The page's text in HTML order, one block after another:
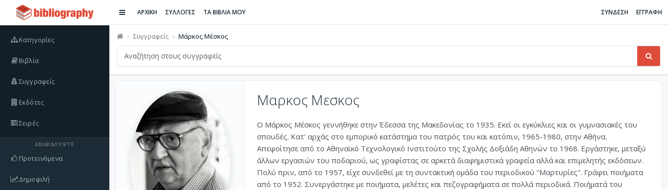
Κατηγορίες
Βιβλία
Συγγραφείς
Εκδότες
Σειρές
ΑΝΑΚΑΛΎΨΤΕ
Προτεινόμενα
Δημοφιλή
ΑΡΧΙΚΗ ΣΥΛΛΟΓΕΣ ΤΑ ΒΙΒΛΙΑ ΜΟΥ ΣΥΝΔΕΣΗ ΕΓΓΡΑΦΗ
Συγγραφείς Μάρκος Μέσκος
Μαρκος Μεσκος
Ο Μάρκος Μέσκος γεννήθηκε στην Έδεσσα της Μακεδονίας το 1935. Εκεί οι εγκύκλιες και οι γυμνασιακές του
σπουδές. Κατ' αρχάς στο εμπορικό κατάστημα του πατρός του και κατόπιν, 1965-1980, στην Αθήνα.
Απεφοίτησε από το Αθηναϊκό Τεχνολογικό Ινστιτούτο της Σχολής Δοξιάδη Αθηνών το 1968. Εργάστηκε, μεταξύ
άλλων εργασιών του ποδαριού, ως γραφίστας σε αρκετά διαφημιστικά γραφεία αλλά και επιμελητής εκδόσεων.
Πολύ πριν, από το 1957, είχε συνδεθεί με τη συντακτική ομάδα του περιοδικού "Μαρτυρίες". Γράφει ποιήματα
από το 1952. Συνεργάστηκε με ποιήματα, μελέτες και πεζογραφήματα σε πολλά περιοδικά. Ποιήματά του